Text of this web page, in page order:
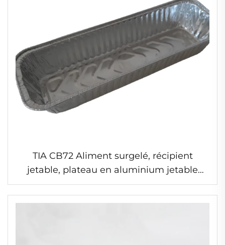
TIA CB72 Aliment surgelé, récipient
jetable, plateau en aluminium jetable
avec couvercle, récipient en feuille
d'aluminium, couvercle en feuille pour